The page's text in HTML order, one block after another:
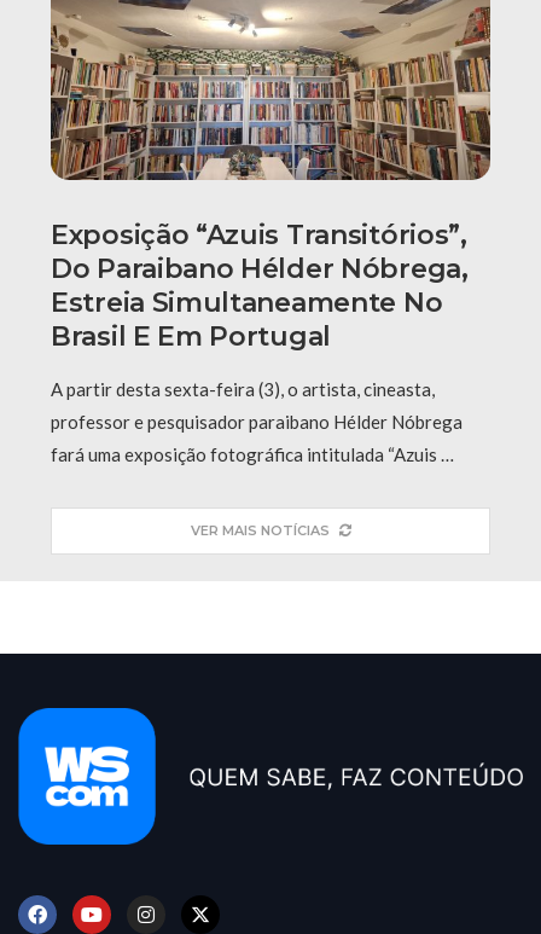
Exposição “Azuis Transitórios”,
Do Paraibano Hélder Nóbrega,
Estreia Simultaneamente No
Brasil E Em Portugal
A partir desta sexta-feira (3), o artista, cineasta,
professor e pesquisador paraibano Hélder Nóbrega
fará uma exposição fotográfica intitulada “Azuis …
VER MAIS NOTÍCIAS